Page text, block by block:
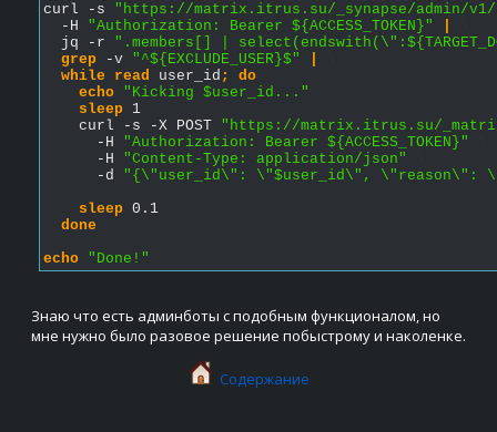
curl -s
"https://matrix.itrus.su/_synapse/admin/v1/
  -H
"Authorization: Bearer ${ACCESS_TOKEN}"
  jq -r
".members[] |
grep -v "^${EXCLUDE_USER}$"
while
read user_id ;
do
echo
"Kicking $user_id..."
sleep 1
    curl -s -X POST
"https://matrix.itrus.su/
      -H
"Authorization: Bearer ${ACCESS_TOKEN}"
      -H
"Content-Type: application/json"
      -d
"{\"user_id\": \"$user_id\", \"reason\":
sleep 0.1
done
echo
"Done!"
Знаю что есть админботы с подобным функционалом, но
мне нужно было разовое решение побыстрому и наколенке.
Содержание